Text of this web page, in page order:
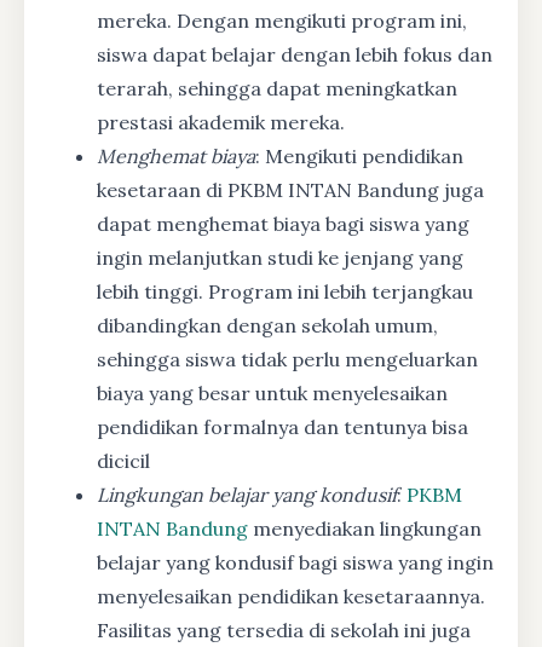
mereka. Dengan mengikuti program ini,
siswa dapat belajar dengan lebih fokus dan
terarah, sehingga dapat meningkatkan
prestasi akademik mereka.
Menghemat biaya: Mengikuti pendidikan
kesetaraan di PKBM INTAN Bandung juga
dapat menghemat biaya bagi siswa yang
ingin melanjutkan studi ke jenjang yang
lebih tinggi. Program ini lebih terjangkau
dibandingkan dengan sekolah umum,
sehingga siswa tidak perlu mengeluarkan
biaya yang besar untuk menyelesaikan
pendidikan formalnya dan tentunya bisa
dicicil
Lingkungan belajar yang kondusif: PKBM
INTAN Bandung menyediakan lingkungan
belajar yang kondusif bagi siswa yang ingin
menyelesaikan pendidikan kesetaraannya.
Fasilitas yang tersedia di sekolah ini juga